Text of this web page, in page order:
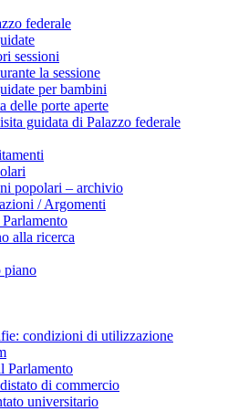
federale
sessioni
la sessione
per bambini
delle porte aperte
guidata di Palazzo federale
popolari – archivio
/ Argomenti
alla ricerca
piano
condizioni di utilizzazione
Parlamento
di commercio
universitario